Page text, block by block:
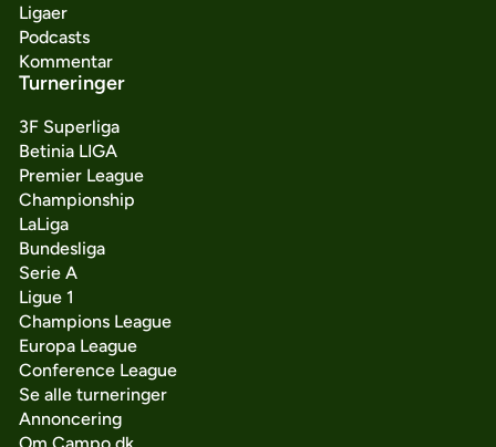
Ligaer
Podcasts
Kommentar
Turneringer
3F Superliga
Betinia LIGA
Premier League
Championship
LaLiga
Bundesliga
Serie A
Ligue 1
Champions League
Europa League
Conference League
Se alle turneringer
Annoncering